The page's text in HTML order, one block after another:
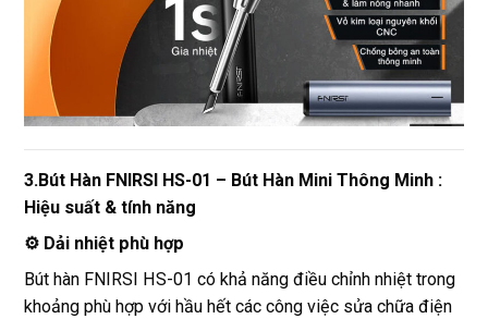
3.Bút Hàn FNIRSI HS-01 – Bút Hàn Mini Thông Minh :
Hiệu suất & tính năng
⚙️ Dải nhiệt phù hợp
Bút hàn FNIRSI HS-01 có khả năng điều chỉnh nhiệt trong
khoảng phù hợp với hầu hết các công việc sửa chữa điện